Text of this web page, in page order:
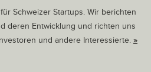
Schweizer Startups. Wir berichten
deren Entwicklung und richten uns
und andere Interessierte. »